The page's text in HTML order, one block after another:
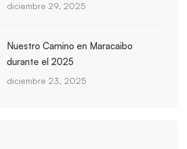
diciembre 29, 2025
Nuestro Camino en Maracaibo
durante el 2025
diciembre 23, 2025